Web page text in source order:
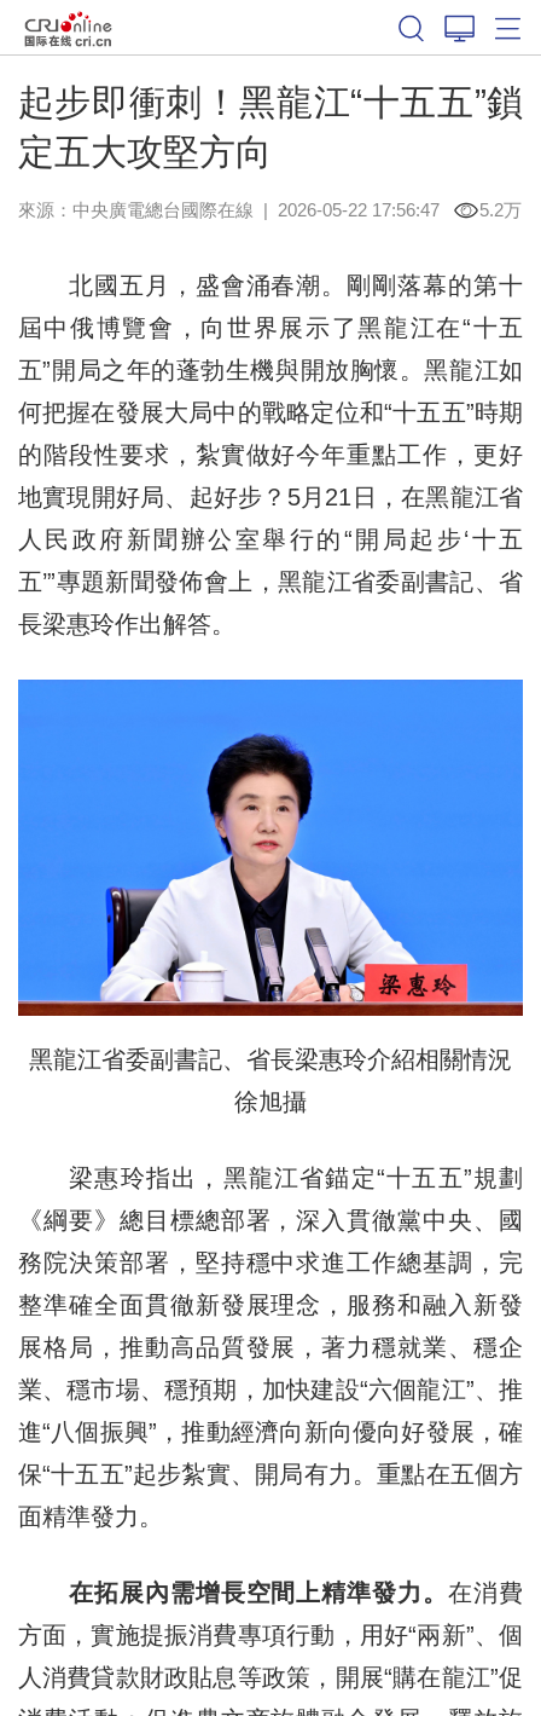
起步即衝刺！黑龍江“十五五”鎖
定五大攻堅方向
來源：中央廣電總台國際在線 | 2026-05-22 17:56:47 5.2万
北國五月，盛會涌春潮。剛剛落幕的第十
屆中俄博覽會，向世界展示了黑龍江在“十五
五”開局之年的蓬勃生機與開放胸懷。黑龍江如
何把握在發展大局中的戰略定位和“十五五”時期
的階段性要求，紮實做好今年重點工作，更好
地實現開好局、起好步？5月21日，在黑龍江省
人民政府新聞辦公室舉行的“開局起步‘十五
五’”專題新聞發佈會上，黑龍江省委副書記、省
長梁惠玲作出解答。
黑龍江省委副書記、省長梁惠玲介紹相關情況
徐旭攝
梁惠玲指出，黑龍江省錨定“十五五”規劃
《綱要》總目標總部署，深入貫徹黨中央、國
務院決策部署，堅持穩中求進工作總基調，完
整準確全面貫徹新發展理念，服務和融入新發
展格局，推動高品質發展，著力穩就業、穩企
業、穩市場、穩預期，加快建設“六個龍江”、推
進“八個振興”，推動經濟向新向優向好發展，確
保“十五五”起步紮實、開局有力。重點在五個方
面精準發力。
在拓展內需增長空間上精準發力。在消費
方面，實施提振消費專項行動，用好“兩新”、個
人消費貸款財政貼息等政策，開展“購在龍江”促